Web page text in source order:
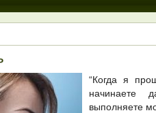
“Когда я
начинаете
выполняете